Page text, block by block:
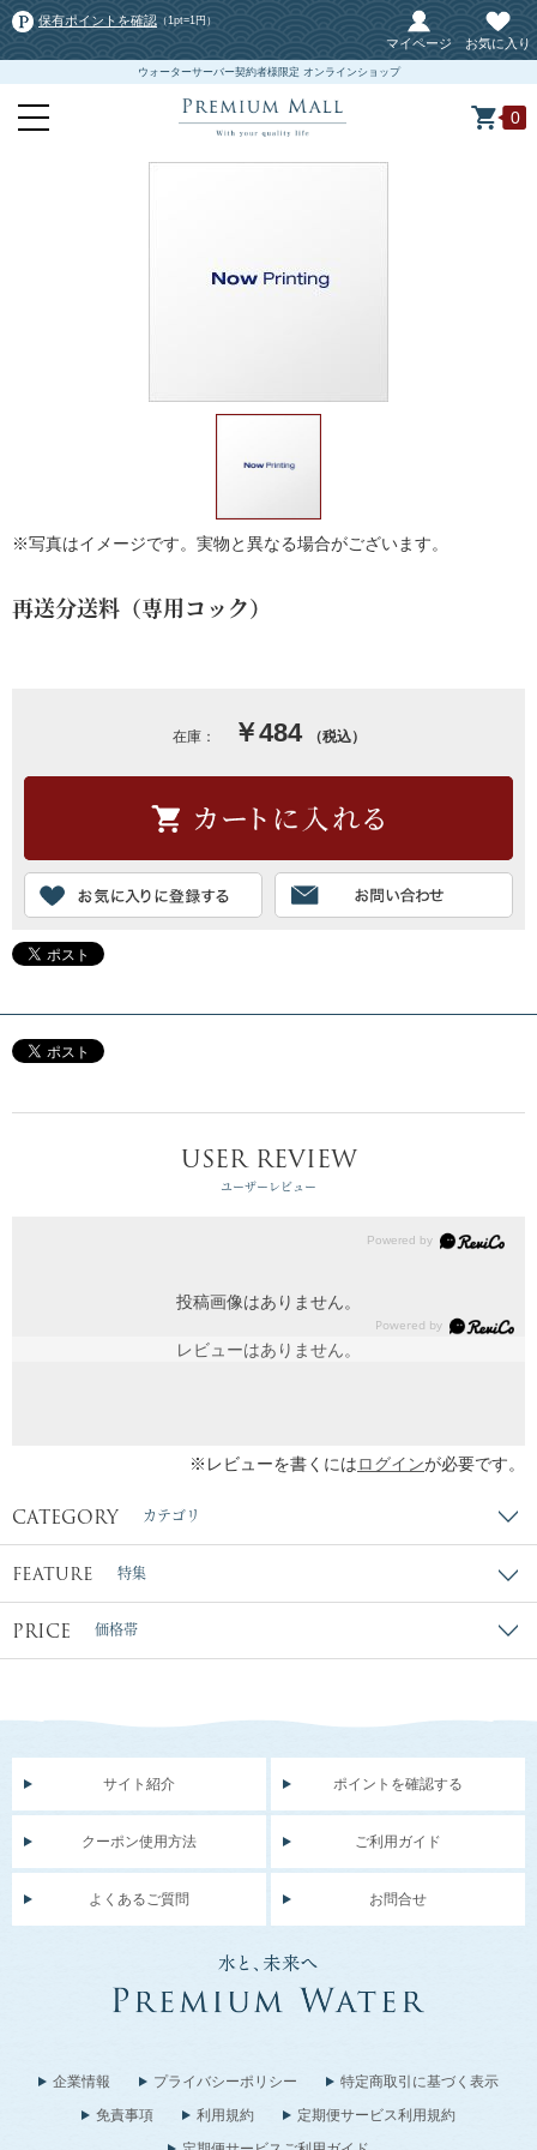
保有ポイントを確認 （1pt=1円）
マイページ お気に入り
ウォーターサーバー契約者様限定 オンラインショップ
0
※写真はイメージです。実物と異なる場合がございます。
再送分送料（専用コック）
在庫： ￥484 （税込）
USER REVIEW
ユーザーレビュー
投稿画像はありません。
レビューはありません。
※レビューを書くにはログインが必要です。
CATEGORY カテゴリ
FEATURE 特集
PRICE 価格帯
サイト紹介 ポイントを確認する
クーポン使用方法 ご利用ガイド
よくあるご質問 お問合せ
企業情報 プライバシーポリシー
特定商取引に基づく表示
免責事項
利用規約
定期便サービス利用規約